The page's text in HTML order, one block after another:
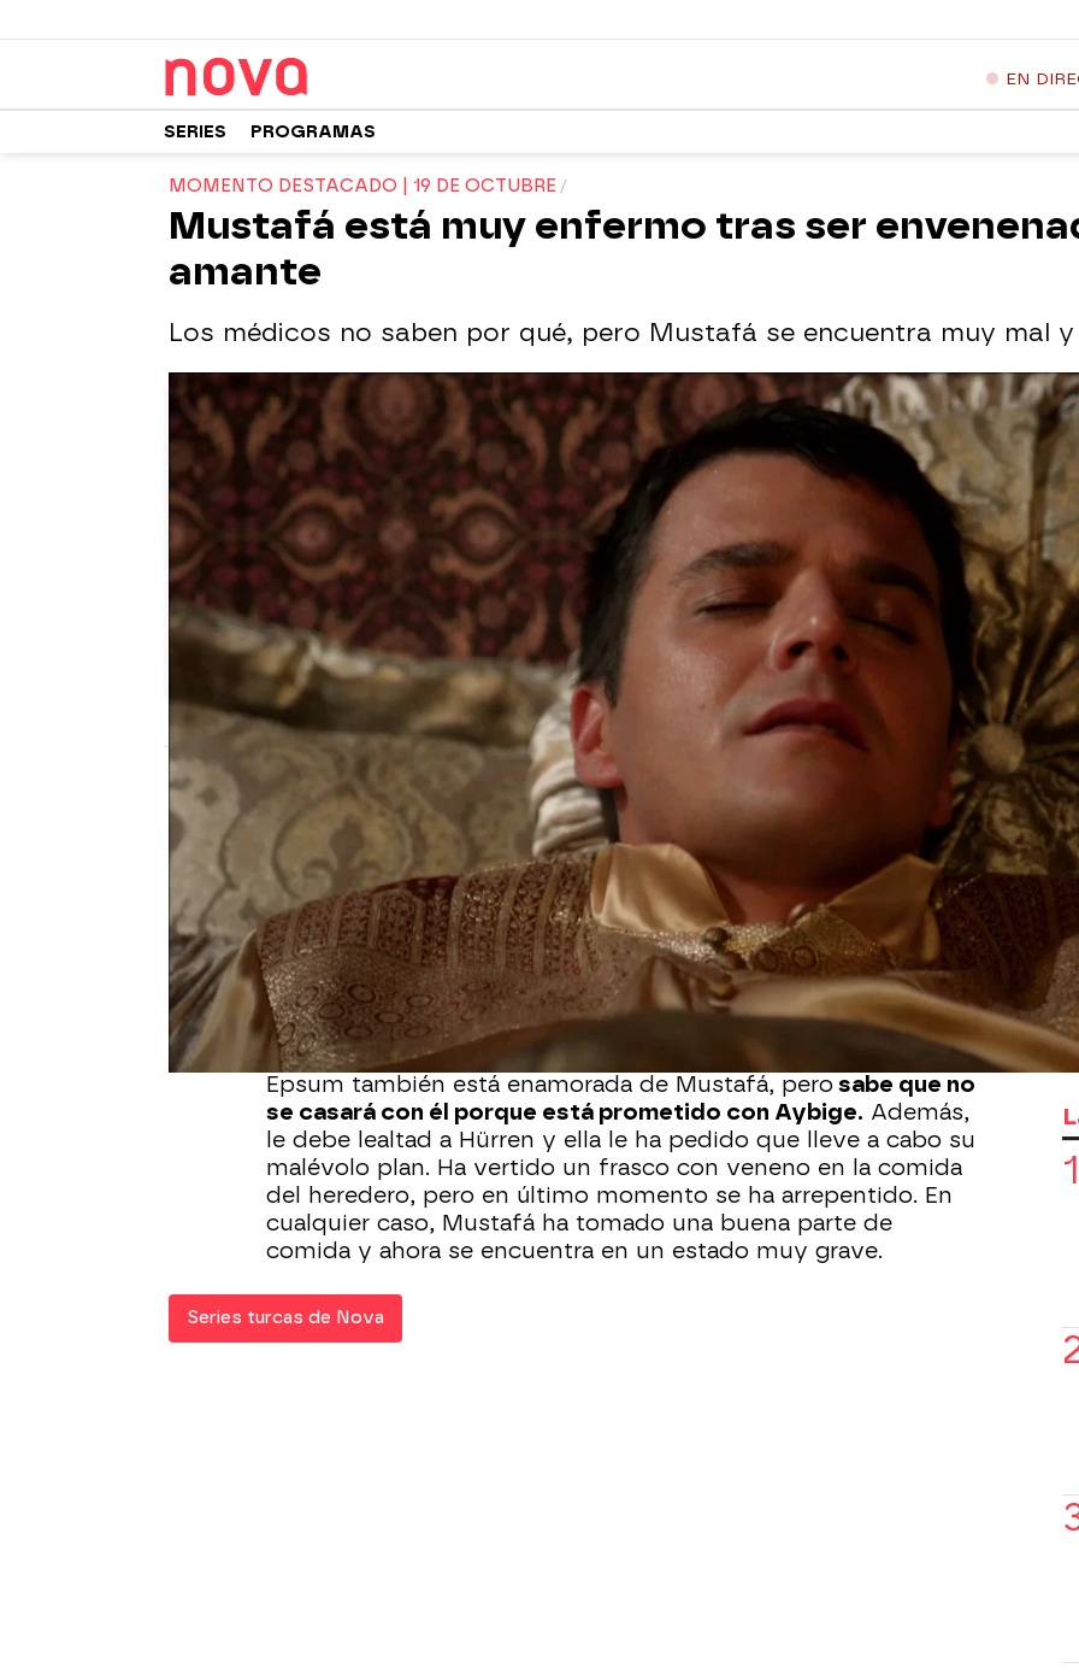
EN
SERIES PROGRAMAS
MOMENTO DESTACADO | 19 DE OCTUBRE
Mustafá está muy enfermo tras ser
amante
Los médicos no saben por qué, pero Mustafá se encuentra muy mal
Nova
Madrid
Publicado: 19 de octubre de 2022, 22:45
Facebook
X
Los planes de Hürren pasan por deshacerse de Mustafá,
el
heredero del imperio y el primogénito de Mahidevran
. Ella
quiere a toda costa que el descendiente de Solimán
desaparezca, así podrá ocupar su puesto uno de sus hijos.
Hürren se vale de Epsum, la concubina de la que Mustafá se
ha enamorado, para llevar a cabo sus planes.
Epsum también está enamorada de Mustafá, pero sabe que no
se casará con él porque está prometido con Aybige. Además,
le debe lealtad a Hürren y ella le ha pedido que lleve a cabo su
malévolo plan. Ha vertido un frasco con veneno en la comida
del heredero, pero en último momento se ha arrepentido. En
cualquier caso, Mustafá ha tomado una buena parte de
comida y ahora se encuentra en un estado muy grave.
Series turcas de Nova